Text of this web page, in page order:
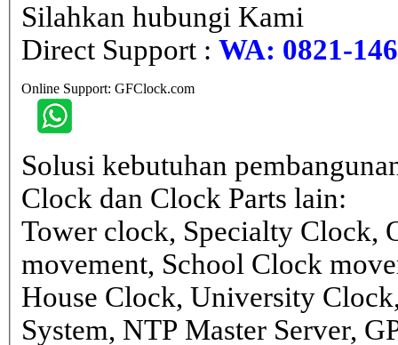
Silahkan hubungi Kami
Direct Support : WA: 0821-
Online Support: GFClock.com
Solusi kebutuhan
Clock dan Clock Parts lain:
Tower clock, Specialty Clock,
movement, School Clock
House Clock, University
System, NTP Master Server,